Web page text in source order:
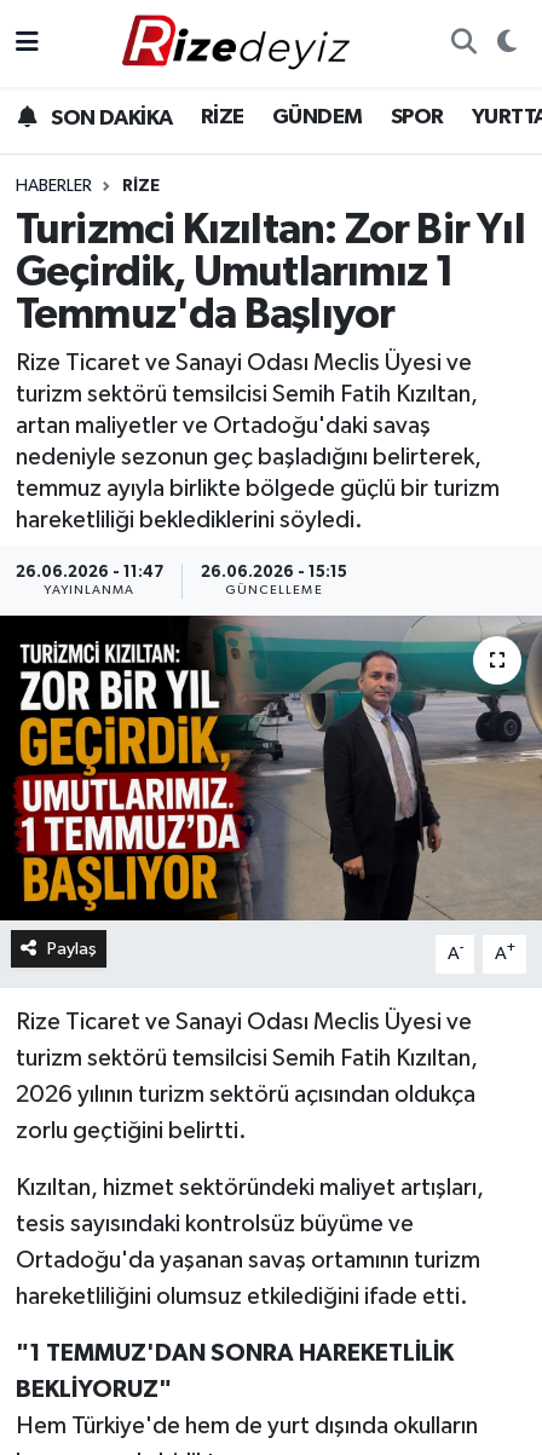
SON DAKİKA RİZE GÜNDEM SPOR
HABERLER RIZE
Turizmci Kızıltan: Zor Bir Yıl
Geçirdik, Umutlarımız 1
Temmuz'da Başlıyor
Rize Ticaret ve Sanayi Odası Meclis Üyesi ve
turizm sektörü temsilcisi Semih Fatih Kızıltan,
artan maliyetler ve Ortadoğu'daki savaş
nedeniyle sezonun geç başladığını belirterek,
temmuz ayıyla birlikte bölgede güçlü bir turizm
hareketliliği beklediklerini söyledi.
26.06.2026 - 11:47
YAYINLANMA
26.06.2026 - 15:15
GÜNCELLEME
Paylaş A- A+
Rize Ticaret ve Sanayi Odası Meclis Üyesi ve
turizm sektörü temsilcisi Semih Fatih Kızıltan,
2026 yılının turizm sektörü açısından oldukça
zorlu geçtiğini belirtti.
Kızıltan, hizmet sektöründeki maliyet artışları,
tesis sayısındaki kontrolsüz büyüme ve
Ortadoğu'da yaşanan savaş ortamının turizm
hareketliliğini olumsuz etkilediğini ifade etti.
"1 TEMMUZ'DAN SONRA HAREKETLİLİK
BEKLİYORUZ"
Hem Türkiye'de hem de yurt dışında okulların
Gündem
Yurttan Haberler
Ekonomi
Sağlık
Rize Hava Durumu
Rize Namaz Vakitleri
Rize Trafik Yoğunluk Haritası
Süper Lig Puan Durumu ve Fikstür
Tüm Manşetler
Son Dakika Haberleri
Haber Arşivi